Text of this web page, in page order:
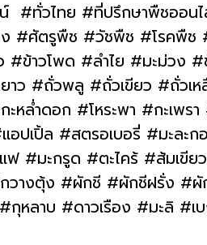
ทั่วไทย #ที่ปรึกษาพืชออนไ
#ศัตรูพืช #วัชพืช #โรคพืช
ข้าวโพด #ลำไย #มะม่วง #
ว #ถั่วพลู #ถั่วเขียว #ถั่วเ
ล่ำดอก #โหระพา #กะเพร
ปเปิ้ล #สตรอเบอรี่ #มะละก
ฟ #มะกรูด #ตะไคร้ #ส้มเขี
งตุ้ง #ผักชี #ผักชีฝรั่ง #ผัก
#กุหลาบ #ดาวเรือง #มะลิ